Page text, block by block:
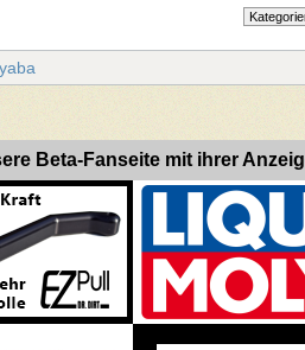
Beta-Fanseite mit ihrer